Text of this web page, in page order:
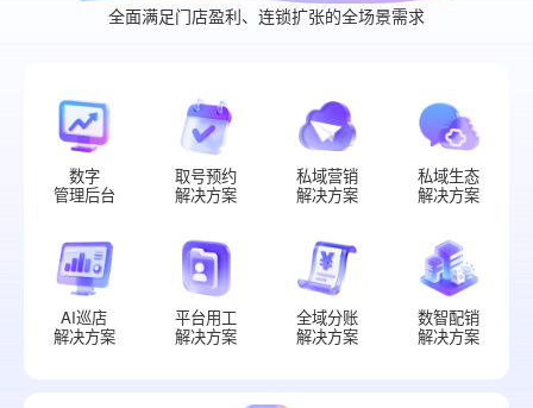
全面满足门店盈利、连锁扩张的全场景需求
数字
管理后台
取号预约
解决方案
私域营销
解决方案
私域生态
解决方案
AI巡店
解决方案
平台用工
解决方案
全域分账
解决方案
数智配销
解决方案